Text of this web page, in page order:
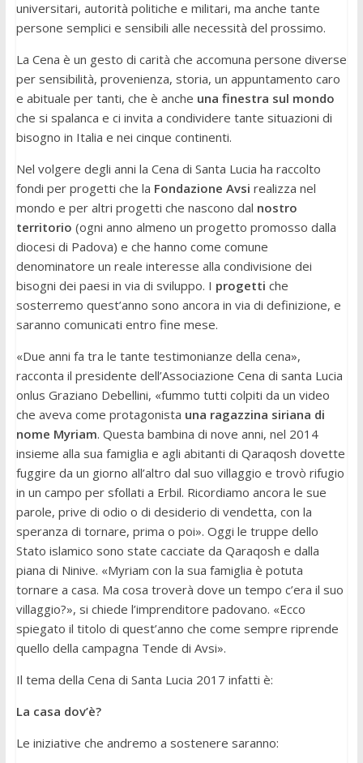
universitari, autorità politiche e militari, ma anche tante
persone semplici e sensibili alle necessità del prossimo.
La Cena è un gesto di carità che accomuna persone diverse
per sensibilità, provenienza, storia, un appuntamento caro
e abituale per tanti, che è anche una finestra sul mondo
che si spalanca e ci invita a condividere tante situazioni di
bisogno in Italia e nei cinque continenti.
Nel volgere degli anni la Cena di Santa Lucia ha raccolto
fondi per progetti che la Fondazione Avsi realizza nel
mondo e per altri progetti che nascono dal nostro
territorio (ogni anno almeno un progetto promosso dalla
diocesi di Padova) e che hanno come comune
denominatore un reale interesse alla condivisione dei
bisogni dei paesi in via di sviluppo. I progetti che
sosterremo quest’anno sono ancora in via di definizione, e
saranno comunicati entro fine mese.
«Due anni fa tra le tante testimonianze della cena»,
racconta il presidente dell’Associazione Cena di santa Lucia
onlus Graziano Debellini, «fummo tutti colpiti da un video
che aveva come protagonista una ragazzina siriana di
nome Myriam. Questa bambina di nove anni, nel 2014
insieme alla sua famiglia e agli abitanti di Qaraqosh dovette
fuggire da un giorno all’altro dal suo villaggio e trovò rifugio
in un campo per sfollati a Erbil. Ricordiamo ancora le sue
parole, prive di odio o di desiderio di vendetta, con la
speranza di tornare, prima o poi». Oggi le truppe dello
Stato islamico sono state cacciate da Qaraqosh e dalla
piana di Ninive. «Myriam con la sua famiglia è potuta
tornare a casa. Ma cosa troverà dove un tempo c’era il suo
villaggio?», si chiede l’imprenditore padovano. «Ecco
spiegato il titolo di quest’anno che come sempre riprende
quello della campagna Tende di Avsi».
Il tema della Cena di Santa Lucia 2017 infatti è:
La casa dov’è?
Le iniziative che andremo a sostenere saranno: